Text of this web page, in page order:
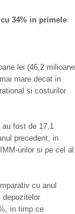
34% in primele
lei (46,2 milioane
mare decat in
si costurilor
au fost de 17,1
precedent, in
urilor si pe cel al
cu anul
depozitelor
in timp ce